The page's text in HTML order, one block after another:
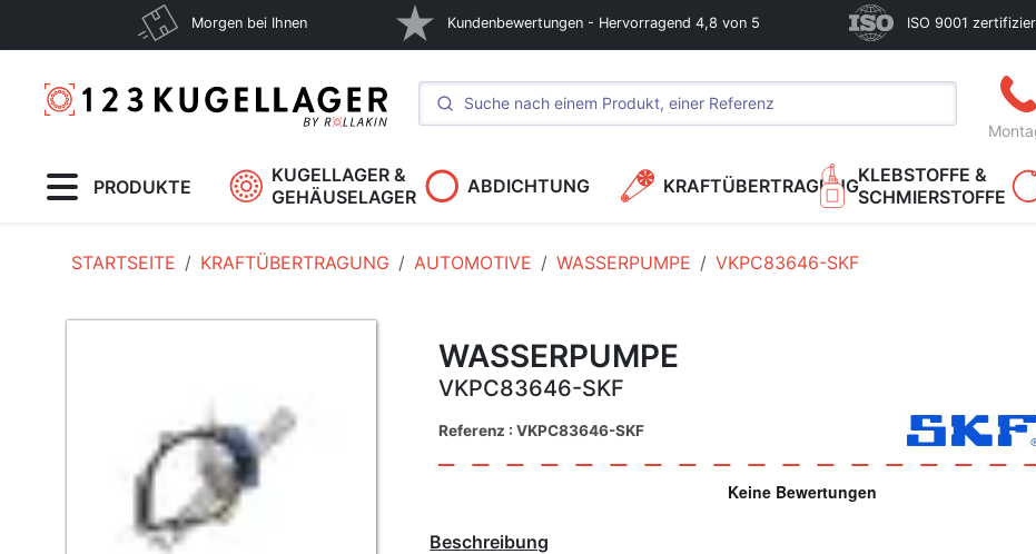
Morgen bei Ihnen Kundenbewertungen - Hervorragend 4,8 von 5 ISO 9001
PRODUKTE
KUGELLAGER &
GEHÄUSELAGER
ABDICHTUNG KRAFTÜBERTRAGUNGKLEBSTOFFE &
SCHMIERSTOFFE
STARTSEITE KRAFTÜBERTRAGUNG AUTOMOTIVE WASSERPUMPE VKPC83646-SKF
WASSERPUMPE
VKPC83646-SKF
Referenz : VKPC83646-SKF
Beschreibung